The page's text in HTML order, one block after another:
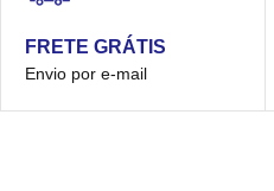
FRETE GRÁTIS
Envio por e-mail